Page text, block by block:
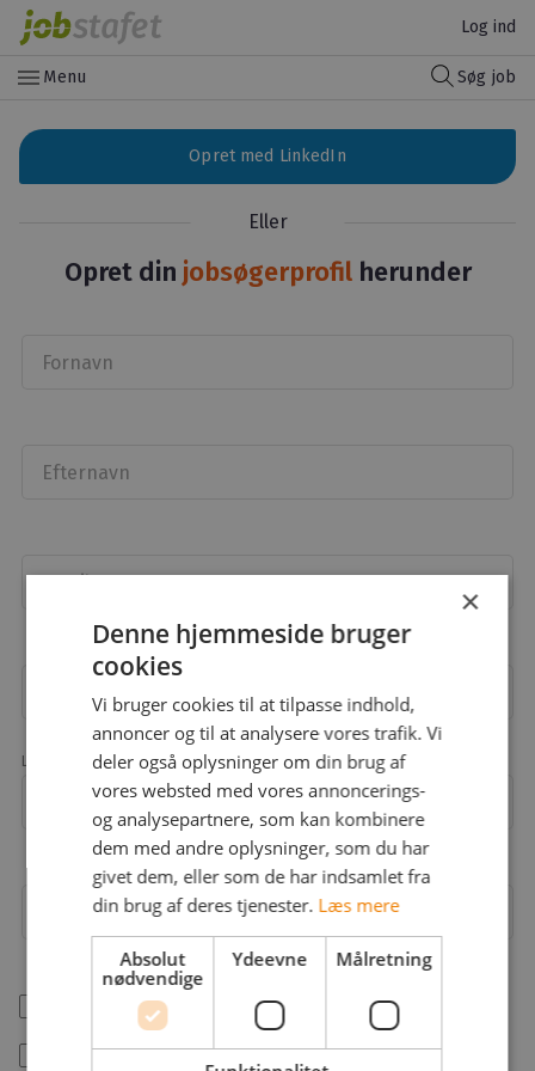
Log ind
menu Menu Søg job
Opret med LinkedIn
Eller
Opret din jobsøgerprofil herunder
Fornavn
Efternavn
Email
Adgangskode
Landekode
Mobil
Arbejdsområder
Jeg er freelancer
Jeg accepterer jobstafet.dk'sbetingelser
×
Denne hjemmeside bruger
cookies
Vi bruger cookies til at tilpasse indhold,
annoncer og til at analysere vores trafik. Vi
deler også oplysninger om din brug af
vores websted med vores annoncerings-
og analysepartnere, som kan kombinere
dem med andre oplysninger, som du har
givet dem, eller som de har indsamlet fra
din brug af deres tjenester. Læs mere
Absolut
nødvendige
Ydeevne Målretning